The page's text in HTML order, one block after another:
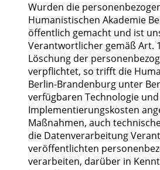
Wurden die
Humanistischen Akademie
öffentlich gemacht und ist
Verantwortlicher gemäß Art.
Löschung der
verpflichtet, so trifft die
Berlin-Brandenburg unter
verfügbaren Technologie
Implementierungskosten
Maßnahmen, auch
die Datenverarbeitung
veröffentlichten
verarbeiten, darüber in